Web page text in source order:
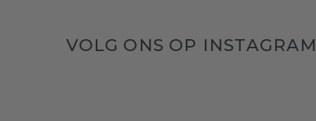
VOLG ONS OP INSTAGRAM